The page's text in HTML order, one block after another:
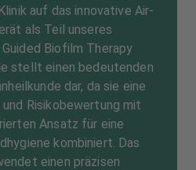
auf das innovative Air-
als Teil unseres
Biofilm Therapy
stellt einen bedeutenden
dar, da sie eine
Risikobewertung mit
Ansatz für eine
kombiniert. Das
einen präzisen